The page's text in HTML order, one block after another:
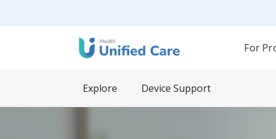
For
Explore Device Support